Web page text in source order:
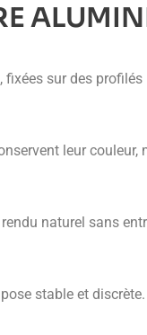
sur des
leur
naturel sans
stable et discrète.